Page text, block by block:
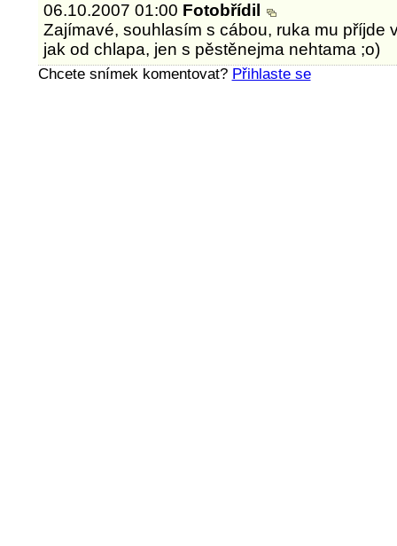
06.10.2007 01:00 Fotobřídil
Zajímavé, souhlasím s cábou, ruka mu příjde
jak od chlapa, jen s pěstěnejma nehtama ;o)
Chcete snímek komentovat? Přihlaste se